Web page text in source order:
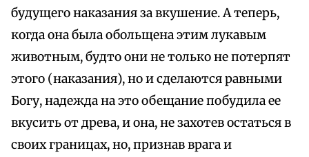
будущего наказания за вкушение. А теперь,
когда она была обольщена этим лукавым
животным, будто они не только не потерпят
этого (наказания), но и сделаются равными
Богу, надежда на это обещание побудила ее
вкусить от древа, и она, не захотев остаться в
своих границах, но, признав врага и